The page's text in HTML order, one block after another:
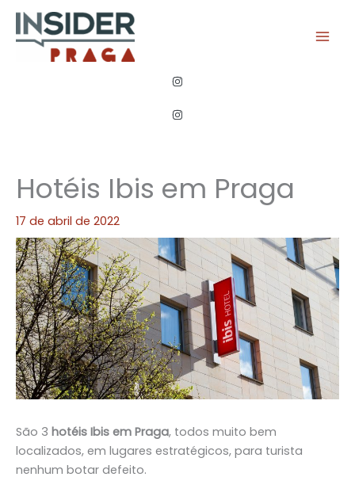
conteúdo
Hotéis Ibis em Praga
17 de abril de 2022
São 3 hotéis Ibis em Praga, todos muito bem
localizados, em lugares estratégicos, para turista
nenhum botar defeito.